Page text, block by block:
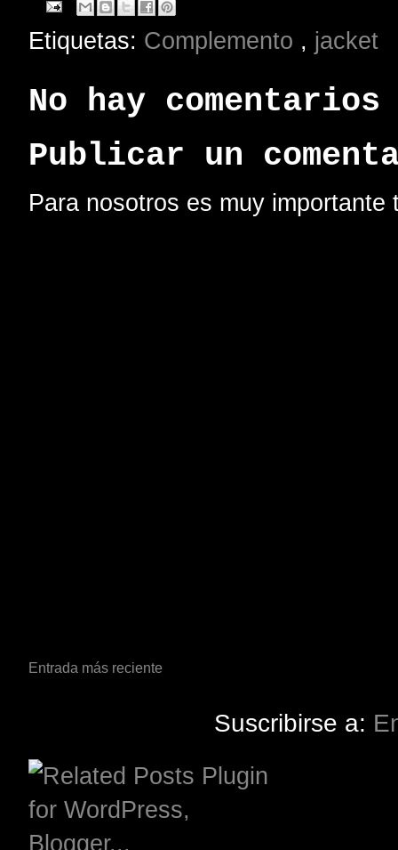
Etiquetas: Complemento , jacket
No hay
Publicar un
Para nosotros es muy
Entrada más reciente
Suscribirse a: